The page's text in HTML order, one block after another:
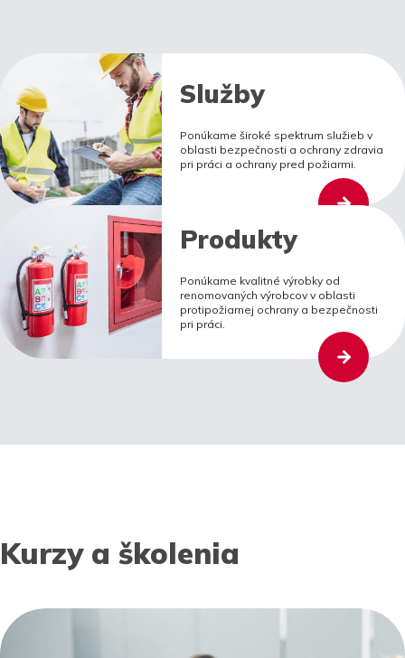
Služby
Ponúkame široké spektrum služieb v
oblasti bezpečnosti a ochrany zdravia
pri práci a ochrany pred požiarmi.
Produkty
Ponúkame kvalitné výrobky od
renomovaných výrobcov v oblasti
protipožiarnej ochrany a bezpečnosti
pri práci.
Kurzy a školenia